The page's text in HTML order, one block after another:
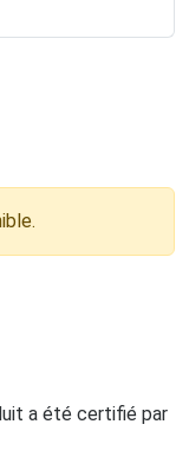
a été certifié par